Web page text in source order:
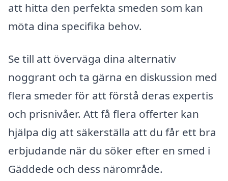
att hitta den perfekta smeden som kan
möta dina specifika behov.
Se till att överväga dina alternativ
noggrant och ta gärna en diskussion med
flera smeder för att förstå deras expertis
och prisnivåer. Att få flera offerter kan
hjälpa dig att säkerställa att du får ett bra
erbjudande när du söker efter en smed i
Gäddede och dess närområde.